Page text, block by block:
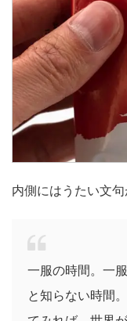
内側にはうたい文句
一服の時間。一
と知らない時間